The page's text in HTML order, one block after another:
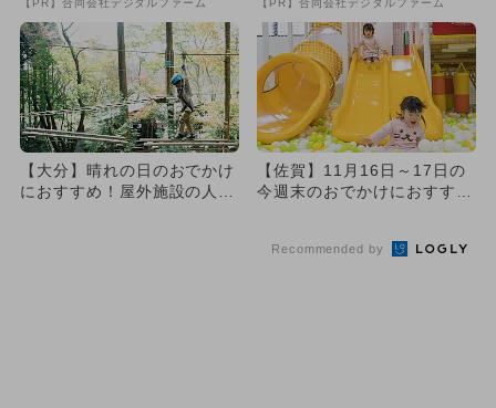
【PR】合同会社デジタルファーム 【PR】合同会社デジタルファーム
【大分】晴れの日のおでかけ
におすすめ！屋外施設の人気
【佐賀】11月16日～17日の
今週末のおでかけにおすす
Recommended by